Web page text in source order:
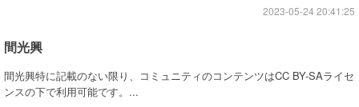
2023-05-24 20:41:25
間光興
間光興特に記載のない限り、コミュニティのコンテンツはCC BY-SAライセ
ンスの下で利用可能です。...